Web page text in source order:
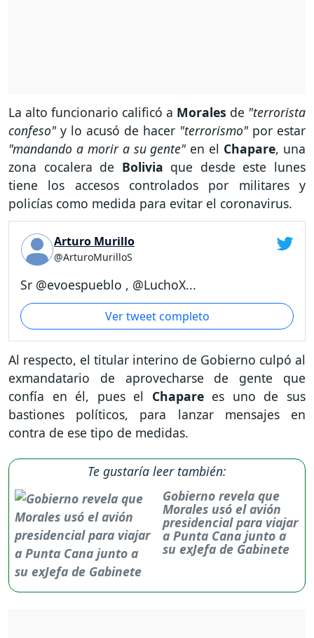
La alto funcionario calificó a Morales de "terrorista
confeso" y lo acusó de hacer "terrorismo" por estar
"mandando a morir a su gente" en el Chapare, una
zona cocalera de Bolivia que desde este lunes
tiene los accesos controlados por militares y
policías como medida para evitar el coronavirus.
Arturo Murillo
@ArturoMurilloS
Sr @evoespueblo , @LuchoX...
Ver tweet completo
Al respecto, el titular interino de Gobierno culpó al
exmandatario de aprovecharse de gente que
confía en él, pues el Chapare es uno de sus
bastiones políticos, para lanzar mensajes en
contra de ese tipo de medidas.
Te gustaría leer también:
Gobierno revela que
Morales usó el avión
presidencial para viajar
a Punta Cana junto a
su exJefa de Gabinete